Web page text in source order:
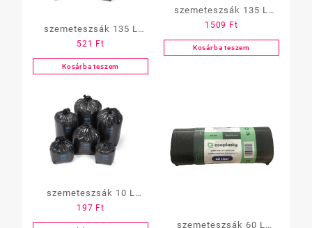
szemeteszsák 135 L
70×110 cm, 10 db/tek,
fekete, 25 mik. (Z)
521 Ft
Kosárba teszem
szemeteszsák 135 L
70×110 cm, 20 db/tek,
extra erős, 35 mikron (Z)
1509 Ft
Kosárba teszem
szemeteszsák 10 L
Sétáltató tasak 40
197 Ft
szemeteszsák 60 L